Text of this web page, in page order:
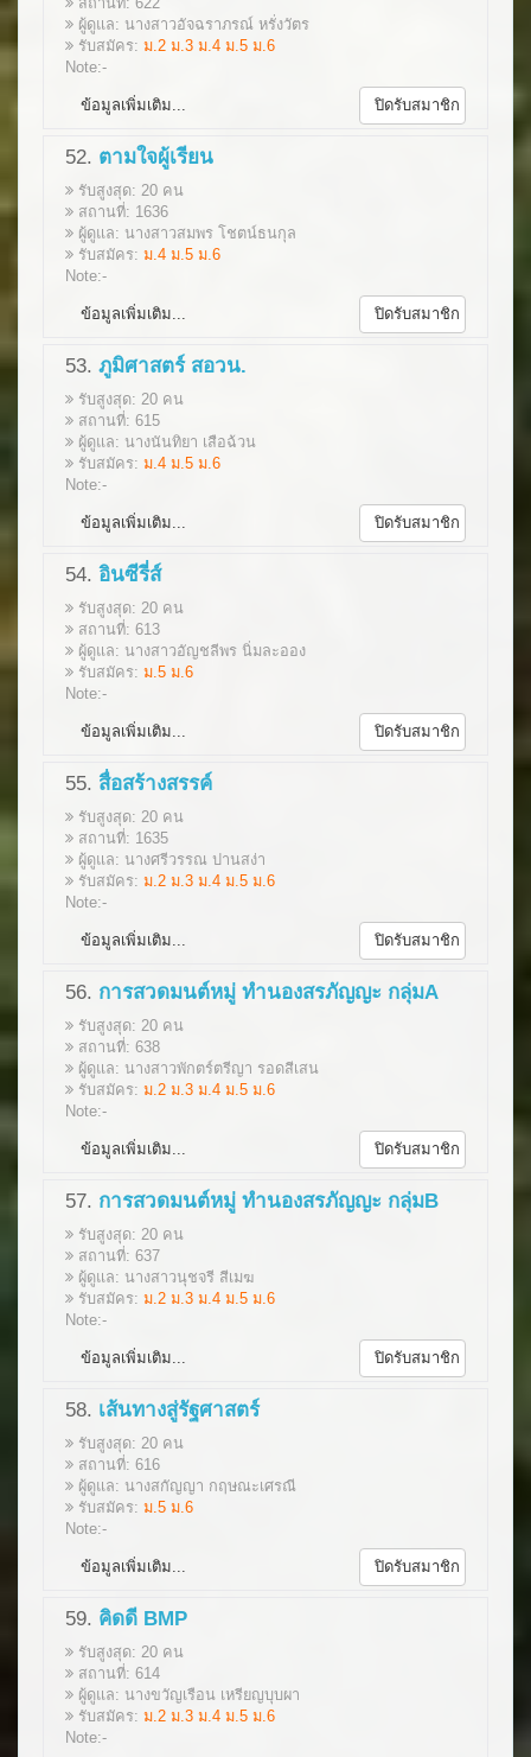
ผู้ดูแล: นางสาวอัจฉราภรณ์ หรั่งวัตร
รับสมัคร: ม.2 ม.3 ม.4 ม.5 ม.6
Note:-
ข้อมูลเพิ่มเติม... ปิดรับสมาชิก
52. ตามใจผู้เรียน
รับสูงสุด: 20 คน
สถานที่: 1636
ผู้ดูแล: นางสาวสมพร โชตน์ธนกุล
รับสมัคร: ม.4 ม.5 ม.6
Note:-
ข้อมูลเพิ่มเติม... ปิดรับสมาชิก
53. ภูมิศาสตร์ สอวน.
รับสูงสุด: 20 คน
สถานที่: 615
ผู้ดูแล: นางนันทิยา เสือฉ้วน
รับสมัคร: ม.4 ม.5 ม.6
Note:-
ข้อมูลเพิ่มเติม... ปิดรับสมาชิก
54. อินซีรี่ส์
รับสูงสุด: 20 คน
สถานที่: 613
ผู้ดูแล: นางสาวอัญชลีพร นิ่มละออง
รับสมัคร: ม.5 ม.6
Note:-
ข้อมูลเพิ่มเติม... ปิดรับสมาชิก
55. สื่อสร้างสรรค์
รับสูงสุด: 20 คน
สถานที่: 1635
ผู้ดูแล: นางศรีวรรณ ปานสง่า
รับสมัคร: ม.2 ม.3 ม.4 ม.5 ม.6
Note:-
ข้อมูลเพิ่มเติม... ปิดรับสมาชิก
56. การสวดมนต์หมู่ ทำนองสรภัญญะ กลุ่มA
รับสูงสุด: 20 คน
สถานที่: 638
ผู้ดูแล: นางสาวพักตร์ตรีญา รอดสีเสน
รับสมัคร: ม.2 ม.3 ม.4 ม.5 ม.6
Note:-
ข้อมูลเพิ่มเติม... ปิดรับสมาชิก
57. การสวดมนต์หมู่ ทำนองสรภัญญะ กลุ่มB
รับสูงสุด: 20 คน
สถานที่: 637
ผู้ดูแล: นางสาวนุชจรี สีเมฆ
รับสมัคร: ม.2 ม.3 ม.4 ม.5 ม.6
Note:-
ข้อมูลเพิ่มเติม... ปิดรับสมาชิก
58. เส้นทางสู่รัฐศาสตร์
รับสูงสุด: 20 คน
สถานที่: 616
ผู้ดูแล: นางสกัญญา กฤษณะเศรณี
รับสมัคร: ม.5 ม.6
Note:-
ข้อมูลเพิ่มเติม... ปิดรับสมาชิก
59. คิดดี BMP
รับสูงสุด: 20 คน
สถานที่: 614
ผู้ดูแล: นางขวัญเรือน เหรียญบุบผา
รับสมัคร: ม.2 ม.3 ม.4 ม.5 ม.6
Note:-